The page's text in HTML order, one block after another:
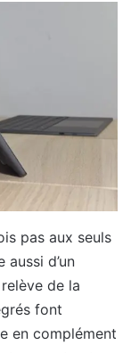
pas aux seuls
d’un
de la
font
en complément